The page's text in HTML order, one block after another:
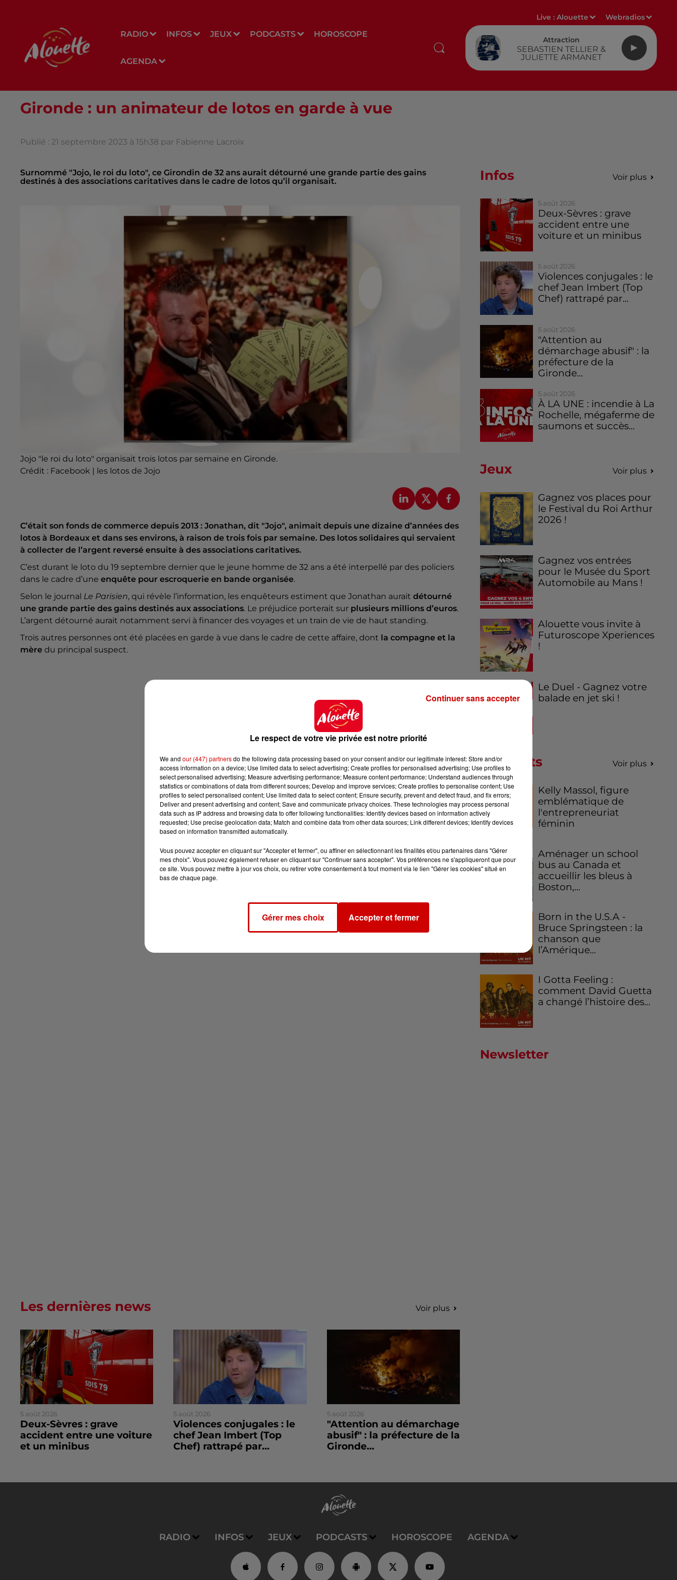
RADIO INFOS JEUX PODCASTS HOROSCOPE
AGENDA
Live :Alouette Webradios
Attraction
SEBASTIEN TELLIER &
JULIETTE ARMANET
Gironde : un animateur de lotos en garde à vue
Publié : 21 septembre 2023 à 15h38 par Fabienne Lacroix
Surnommé "Jojo, le roi du loto", ce Girondin de 32 ans aurait détourné une grande partie des gains
destinés à des associations caritatives dans le cadre de lotos qu’il organisait.
Jojo "le roi du loto" organisait trois lotos par semaine en Gironde.
Crédit : Facebook | les lotos de Jojo
C’était son fonds de commerce depuis 2013 : Jonathan, dit "Jojo", animait depuis une dizaine d’années des
lotos à Bordeaux et dans ses environs, à raison de trois fois par semaine. Des lotos solidaires qui servaient
à collecter de l’argent reversé ensuite à des associations caritatives.
C’est durant le loto du 19 septembre dernier que le jeune homme de 32 ans a été interpellé par des policiers
dans le cadre d’une enquête pour escroquerie en bande organisée.
Selon le journal Le Parisien, qui révèle l’information, les enquêteurs estiment que Jonathan aurait détourné
une grande partie des gains destinés aux associations. Le préjudice porterait sur plusieurs millions d’euros.
L’argent détourné aurait notamment servi à financer des voyages et un train de vie de haut standing.
Trois autres personnes ont été placées en garde à vue dans le cadre de cette affaire, dont la compagne et la
mère du principal suspect.
Infos Voir plus
5 août 2026
Deux-Sèvres : grave
accident entre une
voiture et un minibus
5 août 2026
Violences conjugales : le
chef Jean Imbert (Top
Chef) rattrapé par...
5 août 2026
"Attention au
démarchage abusif" : la
préfecture de la
Gironde...
5 août 2026
À LA UNE : incendie à La
Rochelle, mégaferme de
saumons et succès...
Jeux Voir plus
Gagnez vos places pour
le Festival du Roi Arthur
2026 !
Gagnez vos entrées
pour le Musée du Sport
Automobile au Mans !
Alouette vous invite à
Futuroscope Xperiences
!
Le Duel - Gagnez votre
balade en jet ski !
Podcasts Voir plus
Kelly Massol, figure
emblématique de
l'entrepreneuriat
féminin
Aménager un school
bus au Canada et
accueillir les bleus à
Boston,...
Born in the U.S.A -
Bruce Springsteen : la
chanson que
l’Amérique...
I Gotta Feeling :
comment David Guetta
a changé l’histoire des...
Newsletter
Les dernières news Voir plus
5 août 2026
Deux-Sèvres : grave
accident entre une voiture
et un minibus
5 août 2026
Violences conjugales : le
chef Jean Imbert (Top
Chef) rattrapé par...
5 août 2026
"Attention au démarchage
abusif" : la préfecture de la
Gironde...
RADIO INFOS JEUX PODCASTS HOROSCOPE AGENDA
Le respect de votre vie privée est notre priorité
We and our (447) partnersdo the following data processing based on your consent and/or our legitimate interest: Store and/or
access information on a device; Use limited data to select advertising; Create profiles for personalised advertising; Use profiles to
select personalised advertising; Measure advertising performance; Measure content performance; Understand audiences through
statistics or combinations of data from different sources; Develop and improve services; Create profiles to personalise content; Use
profiles to select personalised content; Use limited data to select content; Ensure security, prevent and detect fraud, and fix errors;
Deliver and present advertising and content; Save and communicate privacy choices. These technologies may process personal
data such as IP address and browsing data to offer following functionalities: Identify devices based on information actively
requested; Use precise geolocation data; Match and combine data from other data sources; Link different devices; Identify devices
based on information transmitted automatically.
Vous pouvez accepter en cliquant sur "Accepter et fermer", ou affiner en sélectionnant les finalités et/ou partenaires dans "Gérer
mes choix". Vous pouvez également refuser en cliquant sur "Continuer sans accepter". Vos préférences ne s'appliqueront que pour
ce site. Vous pouvez mettre à jour vos choix, ou retirer votre consentement à tout moment via le lien "Gérer les cookies" situé en
bas de chaque page.
Gérer mes choix Accepter et fermer
Continuer sans accepter